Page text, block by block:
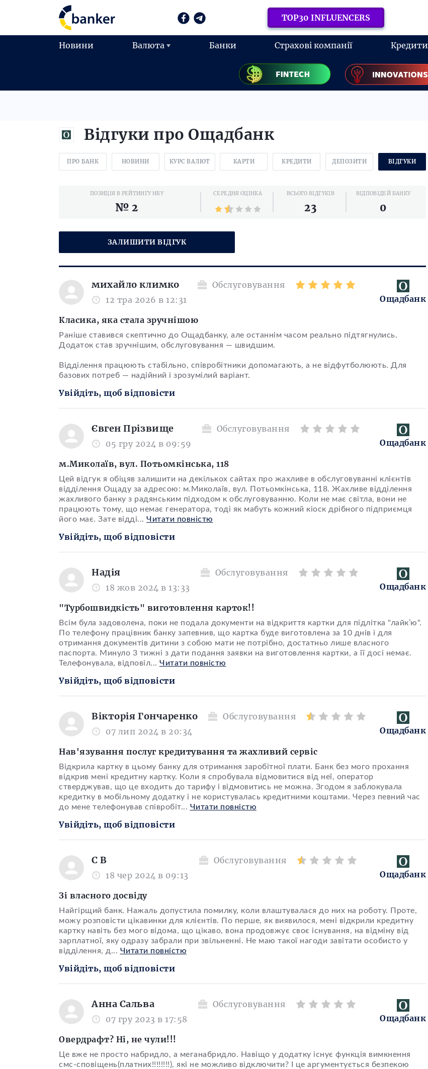
TOP30 INFLUENCERS
Новини Валюта Банки Страхові компанії Кредити
Відгуки про Ощадбанк
ПРО БАНК НОВИНИ КУРС ВАЛЮТ КАРТИ КРЕДИТИ ДЕПОЗИТИ ВІДГУКИ
ПОЗИЦІЯ В РЕЙТИНГУ НБУ
№ 2
СЕРЕДНЯ ОЦІНКА ВСЬОГО ВІДГУКІВ
23
ВІДПОВІДЕЙ БАНКУ
0
ЗАЛИШИТИ ВІДГУК
михайло климко
12 тра 2026 в 12:31
Обслуговування
Ощадбанк
Класика, яка стала зручнішою
Раніше ставився скептично до Ощадбанку, але останнім часом реально підтягнулись.
Додаток став зручнішим, обслуговування — швидшим.
Відділення працюють стабільно, співробітники допомагають, а не відфутболюють. Для
базових потреб — надійний і зрозумілий варіант.
Увійдіть, щоб відповісти
Євген Прізвище
05 гру 2024 в 09:59
Обслуговування
Ощадбанк
м.Миколаїв, вул. Потьомкінська, 118
Цей відгук я обіцяв залишити на декількох сайтах про жахливе в обслуговуванні клієнтів
відділення Ощаду за адресою: м.Миколаїв, вул. Потьомкінська, 118. Жахливе відділення
жахливого банку з радянським підходом к обслуговуванню. Коли не має світла, вони не
працюють тому, що немає генератора, тоді як мабуть кожний кіоск дрібного підприємця
його має. Зате відді... Читати повністю
Увійдіть, щоб відповісти
Надія
18 жов 2024 в 13:33
Обслуговування
Ощадбанк
"Турбошвидкість" виготовлення карток!!
Всім була задоволена, поки не подала документи на відкриття картки для підлітка "лайк’ю".
По телефону працівник банку запевнив, що картка буде виготовлена за 10 днів і для
отримання документів дитини з собою мати не потрібно, достатньо лише власного
паспорта. Минуло 3 тижні з дати подання заявки на виготовлення картки, а її досі немає.
Телефонувала, відповіл... Читати повністю
Увійдіть, щоб відповісти
Вікторія Гончаренко
07 лип 2024 в 20:34
Обслуговування
Ощадбанк
Нав'язування послуг кредитування та жахливий сервіс
Відкрила картку в цьому банку для отримання заробітної плати. Банк без мого прохання
відкрив мені кредитну картку. Коли я спробувала відмовитися від неї, оператор
стверджував, що це входить до тарифу і відмовитись не можна. Згодом я заблокувала
кредитку в мобільному додатку і не користувалась кредитними коштами. Через певний час
до мене телефонував співробіт... Читати повністю
Увійдіть, щоб відповісти
С В
18 чер 2024 в 09:13
Обслуговування
Ощадбанк
Зі власного досвіду
Найгірщий банк. Нажаль допустила помилку, коли влаштувалася до них на роботу. Проте,
можу розповісти цікавинки для клієнтів. По перше, як виявилося, мені відкрили кредитну
картку навіть без мого відома, що цікаво, вона продовжує своє існування, на відміну від
зарплатної, яку одразу забрали при звільненні. Не маю такої нагоди завітати особисто у
відділення, д... Читати повністю
Увійдіть, щоб відповісти
Анна Сальва
07 гру 2023 в 17:58
Обслуговування
Ощадбанк
Овердрафт? Ні, не чули!!!
Це вже не просто набридло, а меганабридло. Навіщо у додатку існує функція вимкнення
смс-сповіщень(платних!!!!!!!!), які не можливо відключити? І це аргументується безпекою